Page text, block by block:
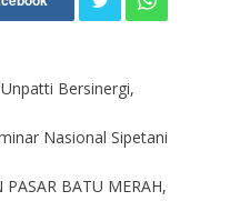
Bersinergi,
Nasional Sipetani
PASAR BATU MERAH,